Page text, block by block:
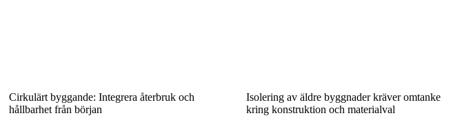
Cirkulärt byggande: Integrera återbruk och
hållbarhet från början
Isolering av äldre byggnader kräver omtanke
kring konstruktion och materialval